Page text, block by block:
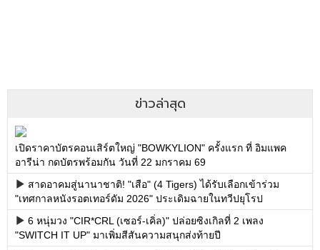
ข่าวล่าสุด
เปิดราคาบัตรคอนเสิร์ตใหญ่ "BOWKYLION" ครั้งแรก ที่ อิมแพค
อารีน่า กดบัตรพร้อมกัน วันที่ 22 มกราคม 69
สาดอาคมสู่นานาชาติ! "เสือ" (4 Tigers) ได้รับเลือกเข้าร่วม
"เทศกาลหนังรอตเทอร์ดัม 2026" ประเดิมฉายในทวีปยุโรป
6 หนุ่มวง "CIR*CRL (เซอร์-เคิ่ล)" ปล่อยซิงเกิลที่ 2 เพลง
"SWITCH IT UP" มาเพิ่มสีสันความสนุกส่งท้ายปี